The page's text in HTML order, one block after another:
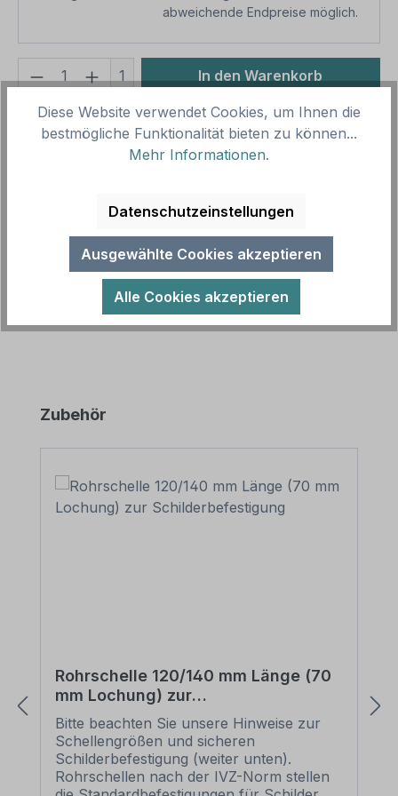
abweichende Endpreise möglich.
Produkt Anzahl: Gib den
1 In den Warenkorb
Produktnummer:SH11382
Vorlagenummer:
VZ-1042-34
Parkplatzschilder – Zeitliche Beschränkung Di, Do,
Fr - 16 - 18h nach StVO. Zusatzze…Mehr
Produktgalerie überspringen
Zubehör
Rohrschelle 120/140 mm Länge (70
mm Lochung) zur
Schilderbefestigung
Bitte beachten Sie unsere Hinweise zur
Schellengrößen und sicheren
Schilderbefestigung (weiter unten).
Rohrschellen nach der IVZ-Norm stellen
Diese Website verwendet Cookies, um Ihnen die
bestmögliche Funktionalität bieten zu können...
Mehr Informationen.
Datenschutzeinstellungen
Ausgewählte Cookies akzeptieren
Alle Cookies akzeptieren